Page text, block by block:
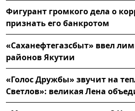
Фигурант громкого дела о
признать его банкротом
«Саханефтегазсбыт» ввел
районов Якутии
«Голос Дружбы» звучит на
Светлов»: великая Лена